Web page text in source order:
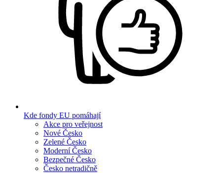
Kde fondy EU pomáhají
Akce pro veřejnost
Nové Česko
Zelené Česko
Moderní Česko
Bezpečné Česko
Česko netradičně